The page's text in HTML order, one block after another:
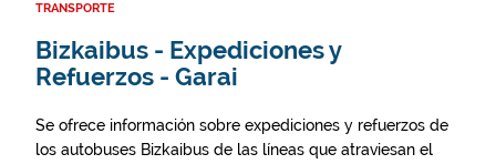
TRANSPORTE
Bizkaibus - Expediciones y
Refuerzos - Garai
Se ofrece información sobre expediciones y refuerzos de
los autobuses Bizkaibus de las líneas que atraviesan el